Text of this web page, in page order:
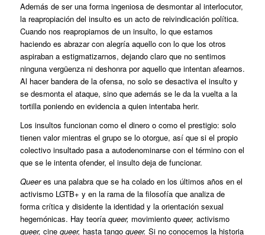
Además de ser una forma ingeniosa de desmontar al interlocutor,
la reapropiación del insulto es un acto de reivindicación política.
Cuando nos reapropiamos de un insulto, lo que estamos
haciendo es abrazar con alegría aquello con lo que los otros
aspiraban a estigmatizarnos, dejando claro que no sentimos
ninguna vergüenza ni deshonra por aquello que intentan afearnos.
Al hacer bandera de la ofensa, no solo se desactiva el insulto y
se desmonta el ataque, sino que además se le da la vuelta a la
tortilla poniendo en evidencia a quien intentaba herir.
Los insultos funcionan como el dinero o como el prestigio: solo
tienen valor mientras el grupo se lo otorgue, así que si el propio
colectivo insultado pasa a autodenominarse con el término con el
que se le intenta ofender, el insulto deja de funcionar.
Queeres una palabra que se ha colado en los últimos años en el
activismo LGTB+ y en la rama de la filosofía que analiza de
forma crítica y disidente la identidad y la orientación sexual
hegemónicas. Hay teoría queer, movimiento queer, activismo
queer, cine queer, hasta tango queer. Si no conocemos la historia